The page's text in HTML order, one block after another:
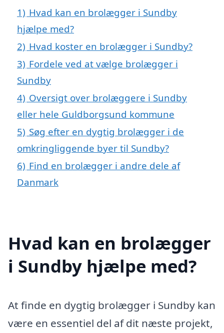
1) Hvad kan en brolægger i Sundby
hjælpe med?
2) Hvad koster en brolægger i Sundby?
3) Fordele ved at vælge brolægger i
Sundby
4) Oversigt over brolæggere i Sundby
eller hele Guldborgsund kommune
5) Søg efter en dygtig brolægger i de
omkringliggende byer til Sundby?
6) Find en brolægger i andre dele af
Danmark
Hvad kan en brolægger
i Sundby hjælpe med?
At finde en dygtig brolægger i Sundby kan
være en essentiel del af dit næste projekt,